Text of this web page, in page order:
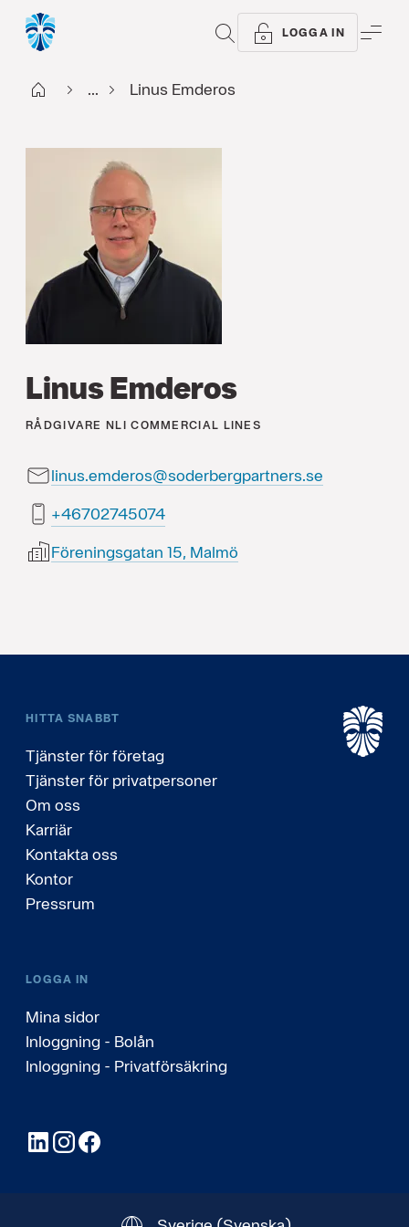
SÖK LOGGA IN
Start ... Linus Emderos
Linus Emderos
RÅDGIVARE NLI COMMERCIAL LINES
linus.emderos@soderbergpartners.se
47054720764+
Föreningsgatan 15, Malmö
HITTA SNABBT
Tjänster för företag
Tjänster för privatpersoner
Om oss
Karriär
Kontakta oss
Kontor
Pressrum
LOGGA IN
Mina sidor
Inloggning - Bolån
Inloggning - Privatförsäkring
LinkedInInstagram